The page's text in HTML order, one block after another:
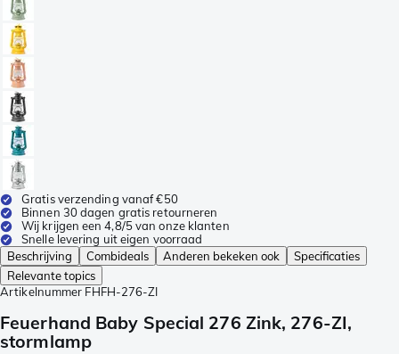
Gratis verzending vanaf €50
Binnen 30 dagen gratis retourneren
Wij krijgen een 4,8/5 van onze klanten
Snelle levering uit eigen voorraad
Beschrijving
Combideals Anderen bekeken ook
Specificaties
Relevante topics
Artikelnummer FHFH-276-ZI
Feuerhand Baby Special 276 Zink, 276-ZI,
stormlamp